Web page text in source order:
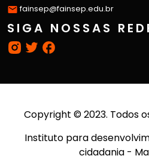
fainsep@fainsep.edu.br
SIGA NOSSAS
Copyright © 2023. Todos
Instituto para
cidadania -